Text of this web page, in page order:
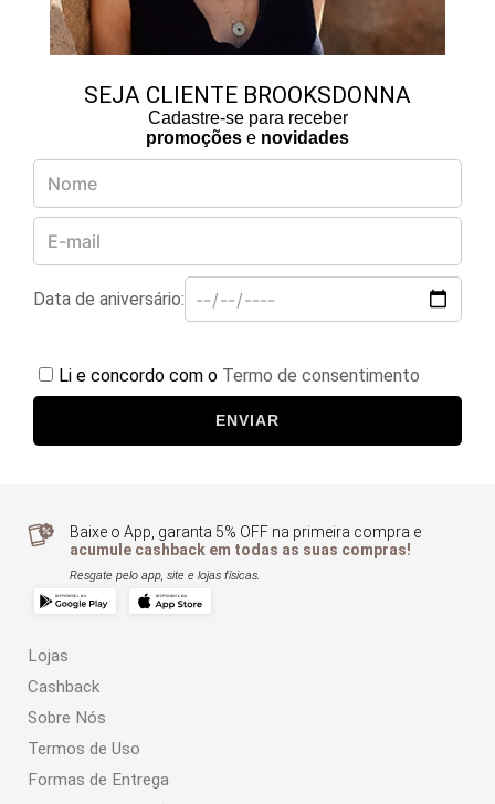
SEJA CLIENTE BROOKSDONNA
Cadastre-se para receber
promoções e novidades
Data de aniversário:
Li e concordo com o Termo de consentimento
ENVIAR
Baixe o App, garanta 5% OFF na primeira compra e
acumule cashback em todas as suas compras!
Resgate pelo app, site e lojas físicas.
Lojas
Cashback
Sobre Nós
Termos de Uso
Formas de Entrega